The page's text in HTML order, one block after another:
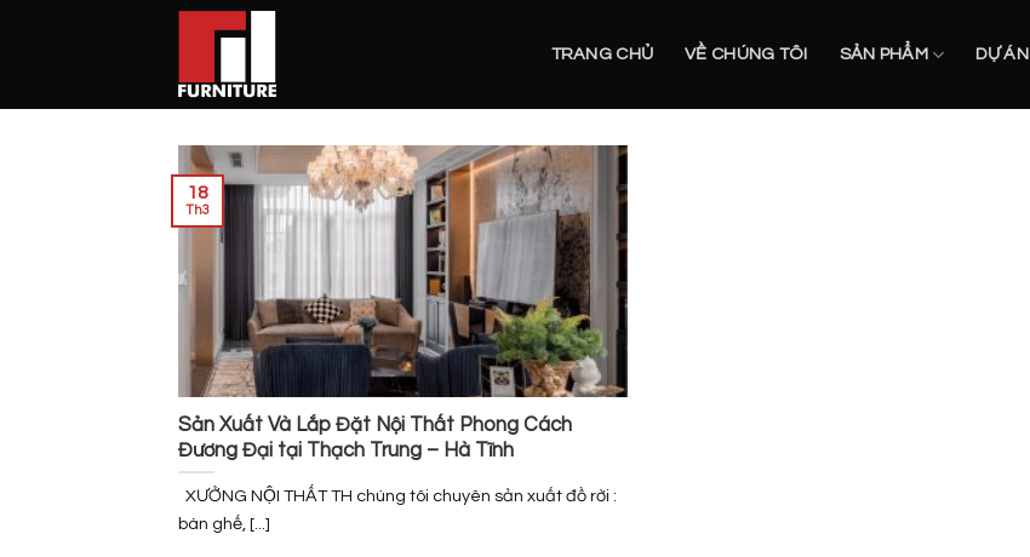
TRANG CHỦ VỀ CHÚNG TÔI SẢN PHẨM DỰ ÁN
Sản Xuất Và Lắp Đặt Nội Thất Phong Cách
Đương Đại tại Thạch Trung – Hà Tĩnh
XƯỞNG NỘI THẤT TH chúng tôi chuyên sản xuất đồ rời :
bàn ghế, [...]
18
Th3